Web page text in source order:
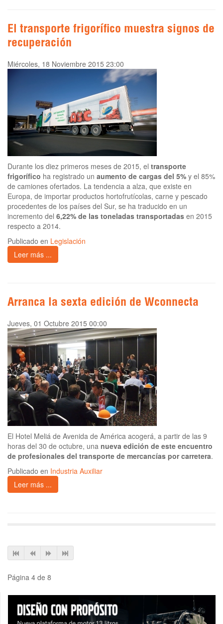
El transporte frigorífico muestra signos de
recuperación
Miércoles, 18 Noviembre 2015 23:00
Durante los diez primeros meses de 2015, el transporte
frigorífico ha registrado un aumento de cargas del 5% y el 85%
de camiones ofertados. La tendencia a alza, que existe en
Europa, de importar productos hortofrutícolas, carne y pescado
procedentes de los países del Sur, se ha traducido en un
incremento del 6,22% de las toneladas transportadas en 2015
respecto a 2014.
Publicado en Legislación
Leer más ...
Arranca la sexta edición de Wconnecta
Jueves, 01 Octubre 2015 00:00
El Hotel Meliá de Avenida de América acogerá, a partir de las 9
horas del 30 de octubre, una nueva edición de este encuentro
de profesionales del transporte de mercancías por carretera.
Publicado en Industria Auxiliar
Leer más ...
Página 4 de 8